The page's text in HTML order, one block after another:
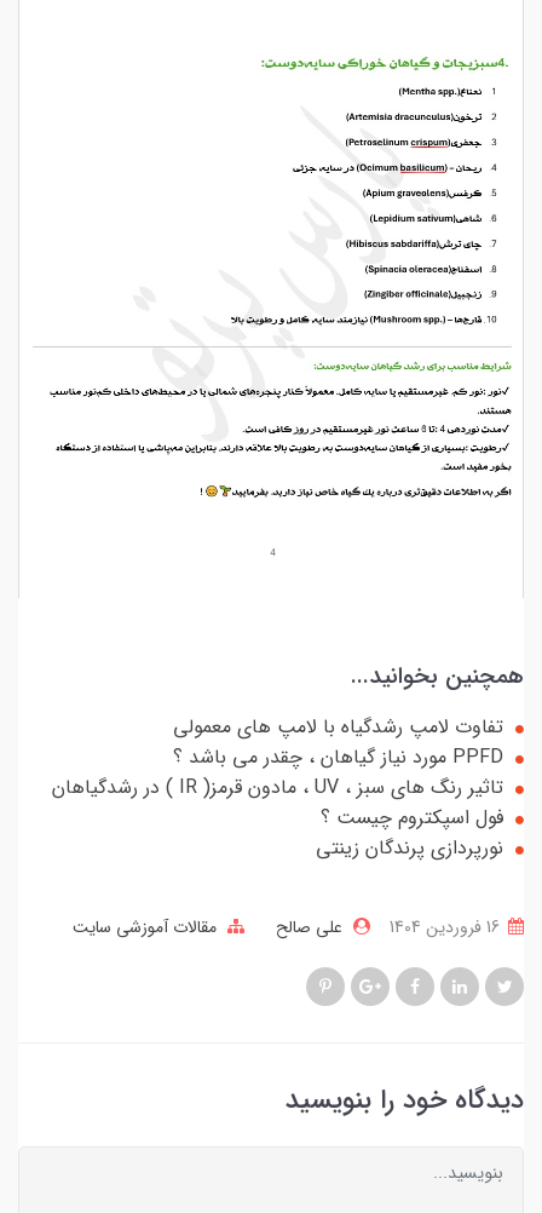
همچنین بخوانید...
تفاوت لامپ رشدگیاه با لامپ های معمولی
PPFD مورد نیاز گیاهان ، چقدر می باشد ؟
تاثیر رنگ های سبز ، UV ، مادون قرمز( IR ) در رشدگیاهان
فول اسپکتروم چیست ؟
نورپردازی پرندگان زینتی
علی صالح مقالات آموزشی سایت
دیدگاه خود را بنویسید